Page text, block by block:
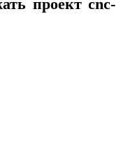
проект cnc-